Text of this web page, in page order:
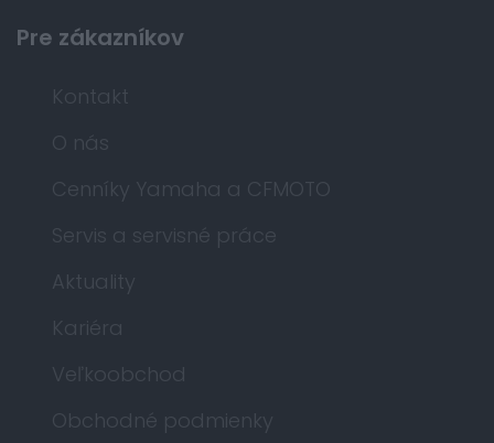
Pre zákazníkov
Kontakt
O nás
Cenníky Yamaha a CFMOTO
Servis a servisné práce
Aktuality
Kariéra
Veľkoobchod
Obchodné podmienky